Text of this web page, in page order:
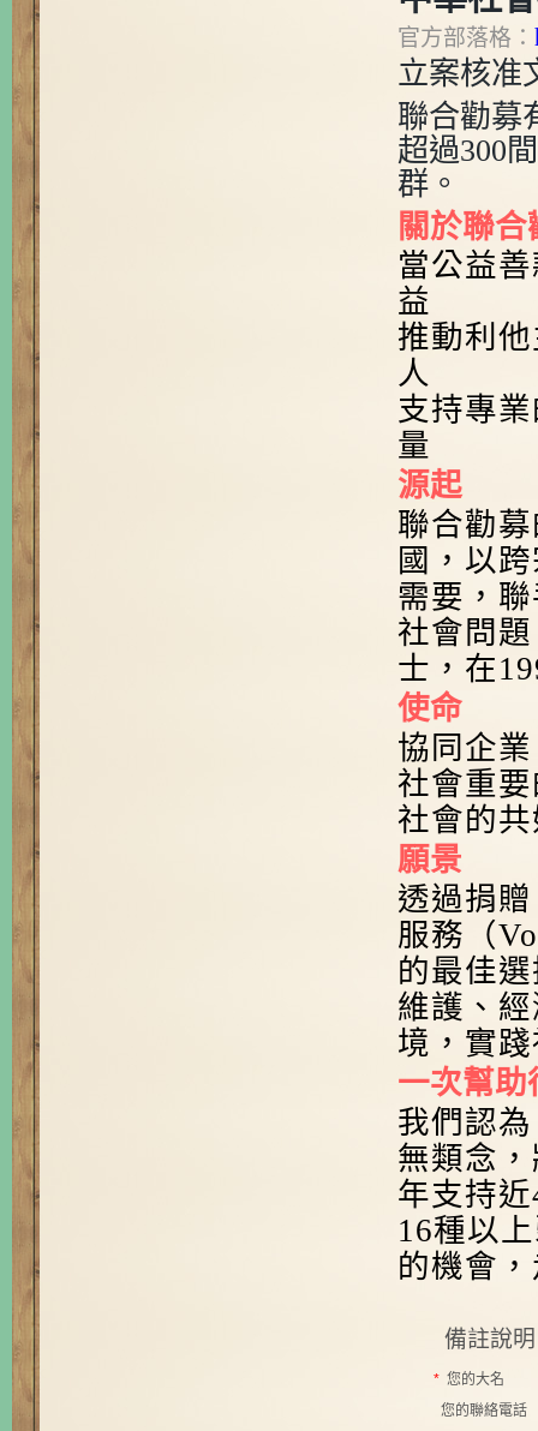
官方部落格：
立案核准
聯合勸募
超過300
群。
關於聯合
當公益
益
推動利
人
支持專
量
源起
聯合勸
國，以
需要，
社會問
士，在
使命
協同企
社會重
社會的
願景
透過捐
服務（
的最佳
維護、
境，實
一次幫助
我們認
無類念
年支持近
16種以
的機會
備註說
* 您的大名
您的聯絡電話